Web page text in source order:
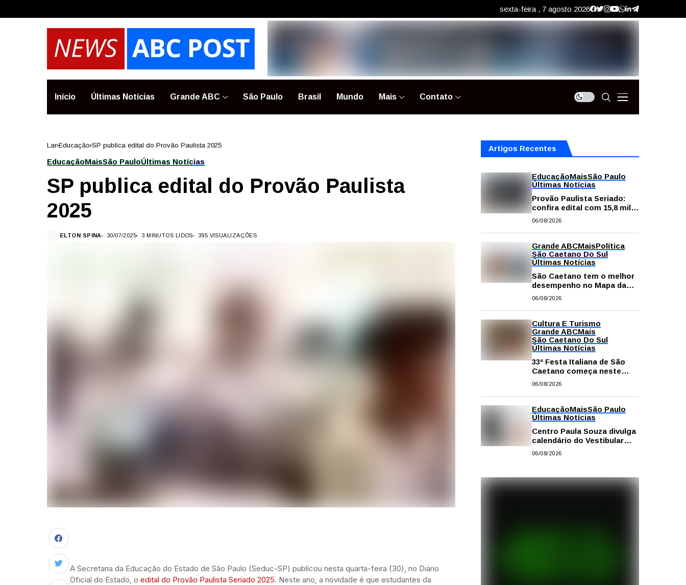
sexta-feira , 7 agosto 2026
Início Últimas Notícias Grande ABC São Paulo Brasil Mundo Mais Contato
Lar Educação SP publica edital do Provão Paulista 2025
EducaçãoMaisSão PauloÚltimas Notícias
SP publica edital do Provão Paulista
2025
ELTON SPINA 30/07/2025 3 MINUTOS LIDOS 395 VISUALIZAÇÕES
A Secretaria da Educação do Estado de São Paulo (Seduc-SP) publicou nesta quarta-feira (30), no Diário
Oficial do Estado, o edital do Provão Paulista Seriado 2025. Neste ano, a novidade é que estudantes da
Artigos Recentes
EducaçãoMaisSão Paulo
Últimas Notícias
Provão Paulista Seriado:
confira edital com 15,8 mil
vagas para ensino superior
06/08/2026
Grande ABCMaisPolítica
São Caetano Do Sul
Últimas Notícias
São Caetano tem o melhor
desempenho no Mapa da
Desigualdade da Grande SP
06/08/2026
Cultura E Turismo
Grande ABCMais
São Caetano Do Sul
Últimas Notícias
33ª Festa Italiana de São
Caetano começa neste
sábado com mais barracas
e atrações
06/08/2026
EducaçãoMaisSão Paulo
Últimas Notícias
Centro Paula Souza divulga
calendário do Vestibular
das Fatecs para o primeiro
06/08/2026